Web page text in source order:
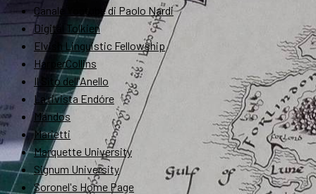
Canale Youtube di Paolo Nardi
Digital Tolkien
Elvish Linguistic Fellowship
HarperCollins
Il Sito dell'Anello
La rivista Endóre
Mandos
Marietti
Marquette University
Signum University
Soronel's Home Page